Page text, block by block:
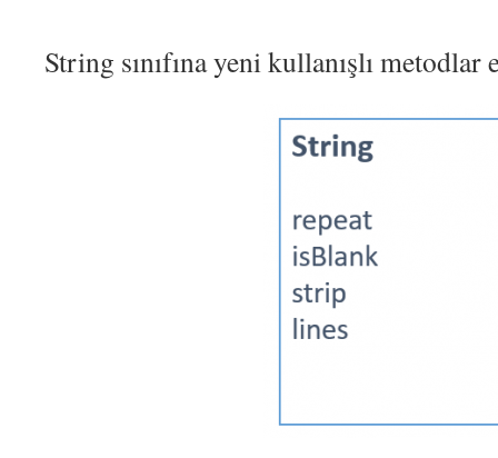
String sınıfına yeni kullanışlı metodlar